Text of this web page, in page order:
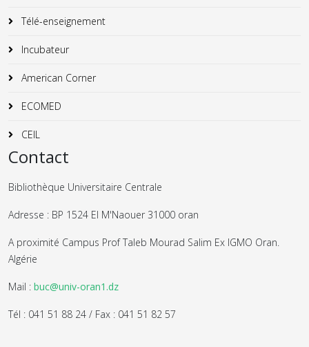
Télé-enseignement
Incubateur
American Corner
ECOMED
CEIL
Contact
Bibliothèque Universitaire Centrale
Adresse : BP 1524 El M'Naouer 31000 oran
A proximité Campus Prof Taleb Mourad Salim Ex IGMO Oran.
Algérie
Mail : buc@univ-oran1.dz
Tél : 041 51 88 24 / Fax : 041 51 82 57